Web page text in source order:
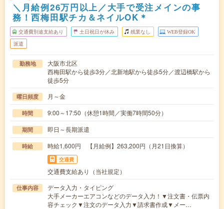
＼月給例26万円以上／大手で受注メインの事
務！西梅田駅チカ＆ネイルOK＊
交通費別途支給あり 土日祝日が休み 残業なし WEB登録OK
派遣
勤務地
大阪市北区
西梅田駅から徒歩3分／北新地駅から徒歩5分／渡辺橋駅から
徒歩5分
曜日頻度 月～金
時間 9:00～17:50（休憩1時間／実働7時間50分）
期間 即日～長期派遣
時給 時給1,600円 【月給例】263,200円（月21日換算）
交通費
交通費支給あり（当社規定）
仕事内容
データ入力・タイピング
大手メーカーエアコンなどのデータ入力！▼注文書・伝票内
容チェック▼注文のデータ入力▼請求書作成▼メー…